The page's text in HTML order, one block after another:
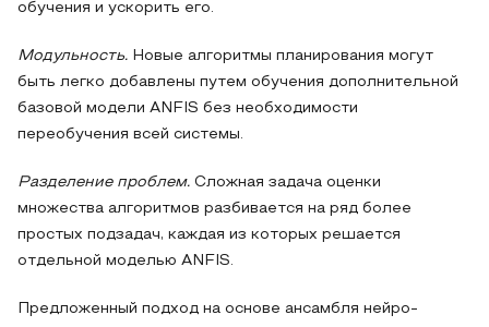
обучения и ускорить его.
Модульность. Новые алгоритмы планирования могут
быть легко добавлены путем обучения дополнительной
базовой модели ANFIS без необходимости
переобучения всей системы.
Разделение проблем. Сложная задача оценки
множества алгоритмов разбивается на ряд более
простых подзадач, каждая из которых решается
отдельной моделью ANFIS.
Предложенный подход на основе ансамбля нейро-